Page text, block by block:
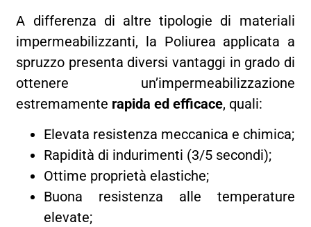
A differenza di altre tipologie di materiali
impermeabilizzanti, la Poliurea applicata a
spruzzo presenta diversi vantaggi in grado di
ottenere un’impermeabilizzazione
estremamente rapida ed efficace, quali:
Elevata resistenza meccanica e chimica;
Rapidità di indurimenti (3/5 secondi);
Ottime proprietà elastiche;
Buona resistenza alle temperature
elevate;